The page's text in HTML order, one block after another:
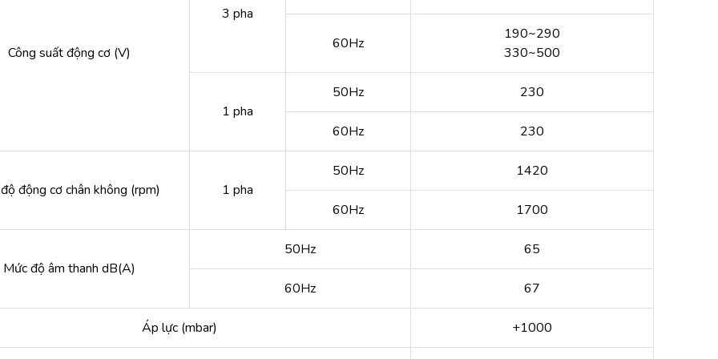
Công suất động cơ (V)
3 pha
60Hz
190~290
330~500
1 pha
50Hz 230
60Hz 230
động cơ chân không (rpm) 1 pha
50Hz 1420
60Hz 1700
Mức độ âm thanh dB(A)
50Hz 65
60Hz 67
Áp lực (mbar) +1000